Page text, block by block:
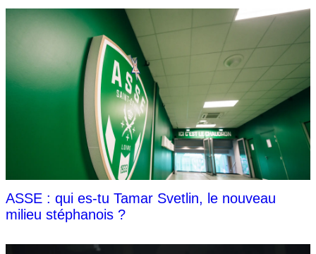
ASSE : qui es-tu Tamar Svetlin, le nouveau
milieu stéphanois ?